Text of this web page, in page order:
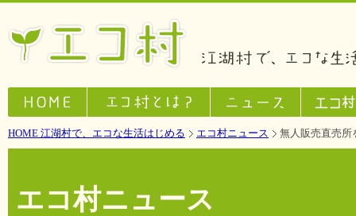
HOME 江湖村で、エコな生活はじめる エコ村ニュース 無人販売直売所
エコ村ニュース